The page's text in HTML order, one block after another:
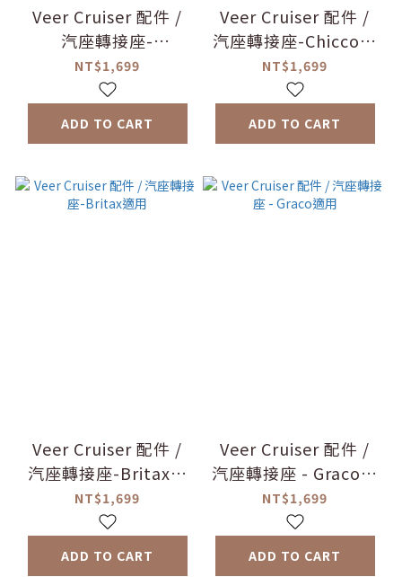
Veer Cruiser 配件 /
汽座轉接座-
Cybex&Maxi-
cosi&Nuna適用
NT$1,699
ADD TO CART
Veer Cruiser 配件 /
汽座轉接座-Chicco適
用
NT$1,699
ADD TO CART
Veer Cruiser 配件 /
汽座轉接座-Britax適
用
NT$1,699
ADD TO CART
Veer Cruiser 配件 /
汽座轉接座 - Graco適
用
NT$1,699
ADD TO CART